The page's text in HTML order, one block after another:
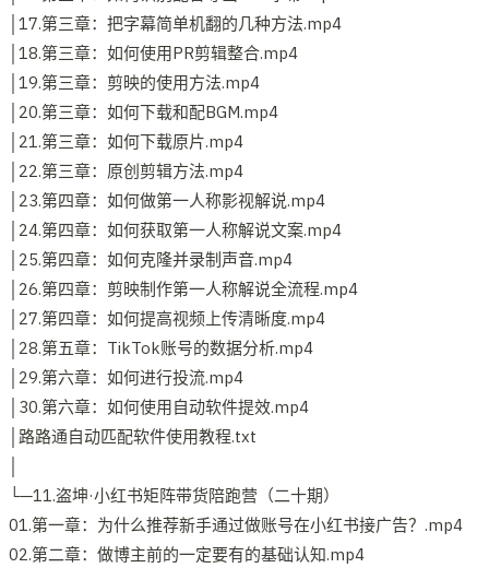
│17.第三章：把字幕简单机翻的几种方法.mp4
│18.第三章：如何使用PR剪辑整合.mp4
│19.第三章：剪映的使用方法.mp4
│20.第三章：如何下载和配BGM.mp4
│21.第三章：如何下载原片.mp4
│22.第三章：原创剪辑方法.mp4
│23.第四章：如何做第一人称影视解说.mp4
│24.第四章：如何获取第一人称解说文案.mp4
│25.第四章：如何克隆并录制声音.mp4
│26.第四章：剪映制作第一人称解说全流程.mp4
│27.第四章：如何提高视频上传清晰度.mp4
│28.第五章：TikTok账号的数据分析.mp4
│29.第六章：如何进行投流.mp4
│30.第六章：如何使用自动软件提效.mp4
│路路通自动匹配软件使用教程.txt
└─11.盗坤·小红书矩阵带货陪跑营（二十期）
01.第一章：为什么推荐新手通过做账号在小红书接广告？.mp4
02.第二章：做博主前的一定要有的基础认知.mp4